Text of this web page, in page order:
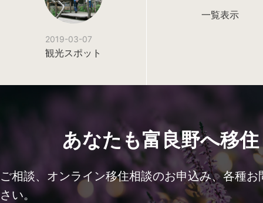
2019-03-07
観光スポット
一覧表示
あなたも富良野へ移
ご相談、オンライン移住相談のお申込み、各種
さい。